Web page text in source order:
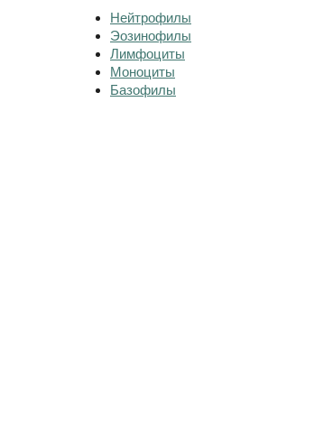
Нейтрофилы
Эозинофилы
Лимфоциты
Моноциты
Базофилы